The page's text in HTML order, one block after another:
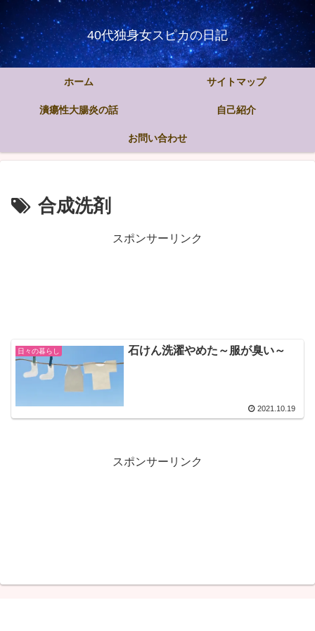
40代独身女スピカの日記
ホーム サイトマップ
潰瘍性大腸炎の話 自己紹介
お問い合わせ
合成洗剤
スポンサーリンク
日々の暮らし 石けん洗濯やめた～服が臭い～
2021.10.19
スポンサーリンク